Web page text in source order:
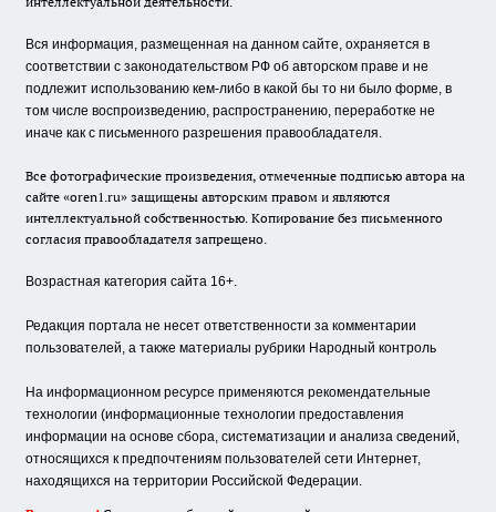
Вся информация, размещенная на данном сайте, охраняется в
соответствии с законодательством РФ об авторском праве и не
подлежит использованию кем-либо в какой бы то ни было форме, в
том числе воспроизведению, распространению, переработке не
иначе как с письменного разрешения правообладателя.
Все фотографические произведения, отмеченные подписью автора на
сайте «oren1.ru» защищены авторским правом и являются
интеллектуальной собственностью. Копирование без письменного
согласия правообладателя запрещено.
Возрастная категория сайта 16+.
Редакция портала не несет ответственности за комментарии
пользователей, а также материалы рубрики Народный контроль
На информационном ресурсе применяются рекомендательные
технологии (информационные технологии предоставления
информации на основе сбора, систематизации и анализа сведений,
относящихся к предпочтениям пользователей сети Интернет,
находящихся на территории Российской Федерации.